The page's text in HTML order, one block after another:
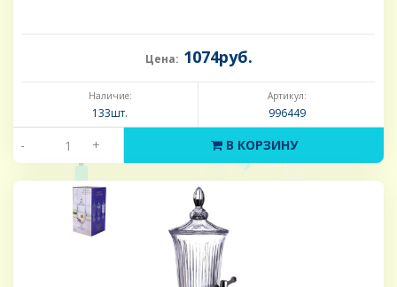
Цена: 1074руб.
Наличие:
133шт.
Артикул:
996449
- + В КОРЗИНУ